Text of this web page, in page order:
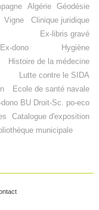
Algérie
Géodésie
Vigne
Clinique juridique
Ex-libris gravé
Ex-dono
Hygiène
Histoire de la médecine
Lutte contre le SIDA
Ecole de santé navale
BU Droit-Sc. po-eco
Catalogue d'exposition
municipale